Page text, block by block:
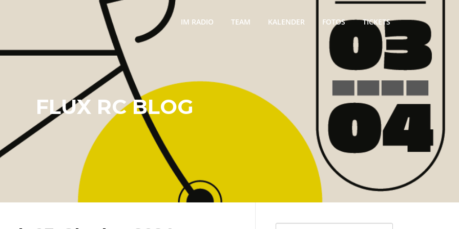
IM RADIO TEAM KALENDER FOTOS TICKETS
FLUX RC BLOG